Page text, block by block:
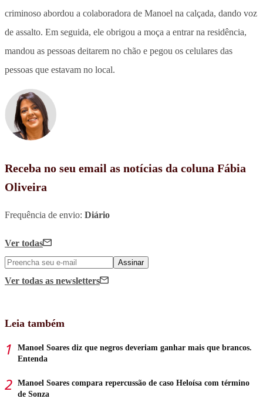
criminoso abordou a colaboradora de Manoel na calçada, dando voz
de assalto. Em seguida, ele obrigou a moça a entrar na residência,
mandou as pessoas deitarem no chão e pegou os celulares das
pessoas que estavam no local.
Receba no seu email as notícias da coluna Fábia
Oliveira
Frequência de envio: Diário
Ver todas
Assinar
Ver todas as newsletters
Leia também
Manoel Soares diz que negros deveriam ganhar mais que brancos.
Entenda
Manoel Soares compara repercussão de caso Heloísa com término
de Sonza